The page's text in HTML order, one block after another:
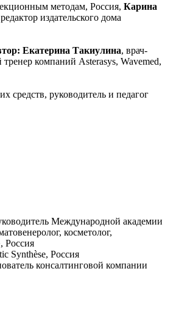
методам, Россия, Карина
издательского дома
Екатерина Такиулина, врач-
компаний Asterasys, Wavemed,
средств, руководитель и педагог
Международной академии
косметолог,
Россия
Synthèse, Россия
консалтинговой компании